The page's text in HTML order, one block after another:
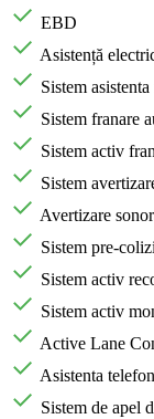
EBD
Asistență
Sistem
Sistem franare
Sistem activ
Sistem
Avertizare
Sistem pre-
Sistem activ
Sistem activ
Active Lane
Asistenta
Sistem de apel